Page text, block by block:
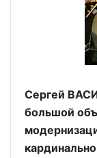
Сергей
большой